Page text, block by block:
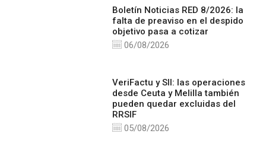
Boletín Noticias RED 8/2026: la
falta de preaviso en el despido
objetivo pasa a cotizar
06/08/2026
VeriFactu y SII: las operaciones
desde Ceuta y Melilla también
pueden quedar excluidas del
RRSIF
05/08/2026